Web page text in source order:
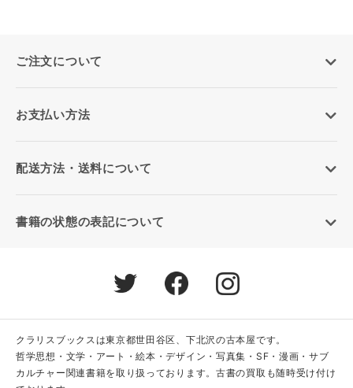
ご注文について
お支払い方法
配送方法・送料について
書籍の状態の表記について
クラリスブックスは東京都世田谷区、下北沢の古本屋です。
哲学思想・文学・アート・絵本・デザイン・写真集・SF・漫画・サブ
カルチャー関連書籍を取り扱っております。古書の買取も随時受け付け